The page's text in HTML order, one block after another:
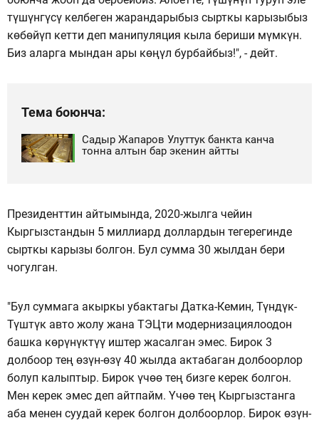
түшүнгүсү келбеген жарандарыбыз сырткы карызыбыз
көбөйүп кетти деп манипуляция кыла бериши мүмкүн.
Биз аларга мындан ары көңүл бурбайбыз!", - дейт.
Тема боюнча:
Садыр Жапаров Улуттук банкта канча
тонна алтын бар экенин айтты
Президенттин айтымында, 2020-жылга чейин
Кыргызстандын 5 миллиард доллардын тегерегинде
сырткы карызы болгон. Бул сумма 30 жылдан бери
чогулган.
"Бул суммага акыркы убактагы Датка-Кемин, Түндүк-
Түштүк авто жолу жана ТЭЦти модернизациялоодон
башка көрүнүктүү иштер жасалган эмес. Бирок 3
долбоор тең өзүн-өзү 40 жылда актабаган долбоорлор
болуп калыптыр. Бирок үчөө тең бизге керек болгон.
Мен керек эмес деп айтпайм. Үчөө тең Кыргызстанга
аба менен суудай керек болгон долбоорлор. Бирок өзүн-